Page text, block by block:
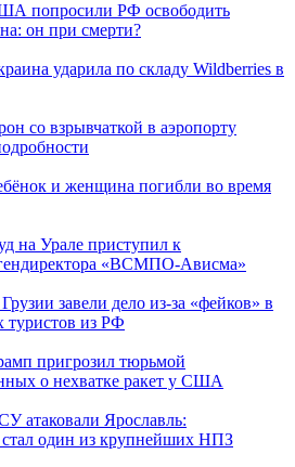
попросили РФ освободить
он при смерти?
ударила по складу Wildberries в
со взрывчаткой в аэропорту
и женщина погибли во время
на Урале приступил к
«ВСМПО-Ависма»
завели дело из-за «фейков» в
туристов из РФ
пригрозил тюрьмой
о нехватке ракет у США
атаковали Ярославль:
стал один из крупнейших НПЗ